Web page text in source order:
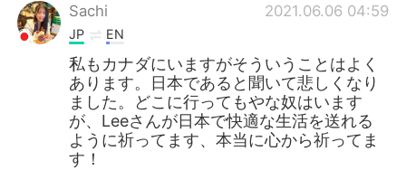
Sachi 2021.06.06 04:59
JP EN
私もカナダにいますがそういうことはよく
あります。日本であると聞いて悲しくなり
ました。どこに行ってもやな奴はいます
が、Leeさんが日本で快適な生活を送れる
ように祈ってます、本当に心から祈ってま
す！